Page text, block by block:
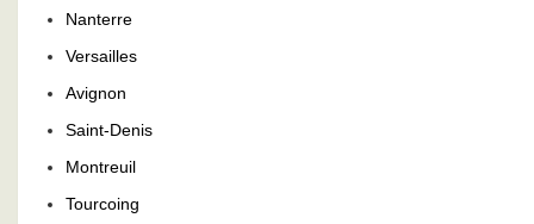
Nanterre
Versailles
Avignon
Saint-Denis
Montreuil
Tourcoing